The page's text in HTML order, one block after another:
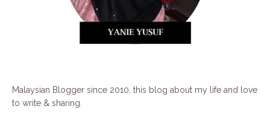
Malaysian Blogger since 2010, this blog about my life and love
to write & sharing.